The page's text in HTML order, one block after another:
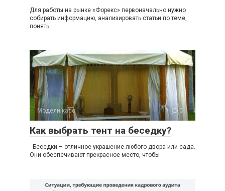
Для работы на рынке «Форекс» первоначально нужно
собирать информацию, анализировать статьи по теме,
понять
Модели касс 0
Как выбрать тент на беседку?
Беседки – отличное украшение любого двора или сада.
Они обеспечивают прекрасное место, чтобы